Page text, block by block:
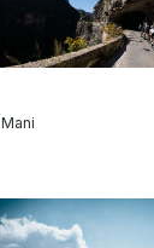
JPG
Mani